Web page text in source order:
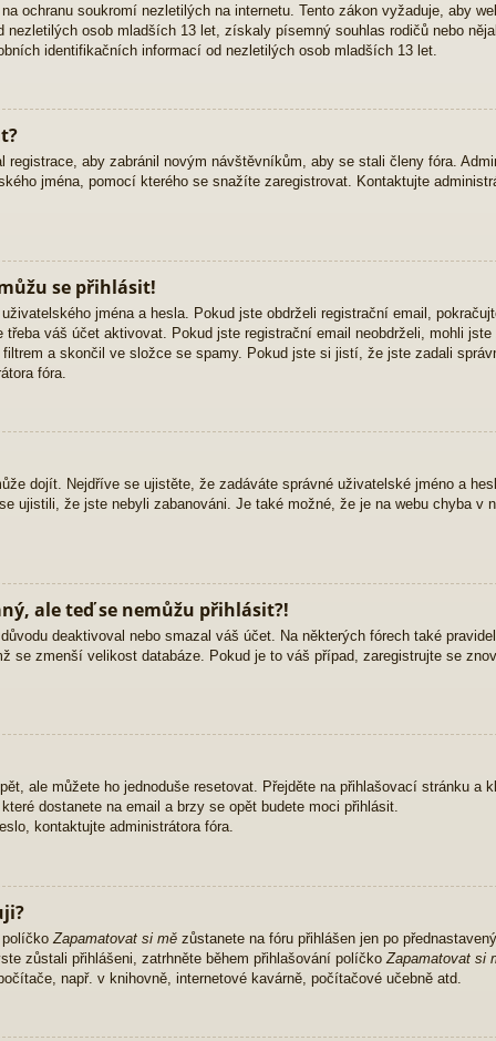
ochranu soukromí nezletilých na internetu. Tento zákon vyžaduje, aby
nezletilých osob mladších 13 let, získaly písemný souhlas rodičů nebo
identifikačních informací od nezletilých osob mladších 13 let.
registrace, aby zabránil novým návštěvníkům, aby se stali členy fóra.
jména, pomocí kterého se snažíte zaregistrovat. Kontaktujte
se přihlásit!
jména a hesla. Pokud jste obdrželi registrační email,
váš účet aktivovat. Pokud jste registrační email neobdrželi, mohli
a skončil ve složce se spamy. Pokud jste si jistí, že jste zadali
fóra.
dojít. Nejdříve se ujistěte, že zadáváte správné uživatelské jméno a
ujistili, že jste nebyli zabanováni. Je také možné, že je na webu chyba v
ale teď se nemůžu přihlásit?!
deaktivoval nebo smazal váš účet. Na některých fórech také
se zmenší velikost databáze. Pokud je to váš případ, zaregistrujte se
ale můžete ho jednoduše resetovat. Přejděte na přihlašovací stránku a
dostanete na email a brzy se opět budete moci přihlásit.
kontaktujte administrátora fóra.
políčko Zapamatovat si mě zůstanete na fóru přihlášen jen po
zůstali přihlášeni, zatrhněte během přihlašování políčko Zapamatovat si
např. v knihovně, internetové kavárně, počítačové učebně atd.